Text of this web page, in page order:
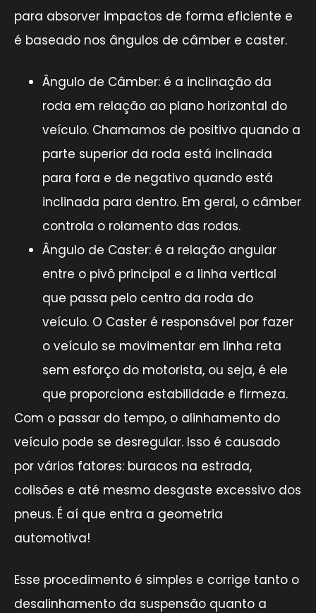
para absorver impactos de forma eficiente e
é baseado nos ângulos de câmber e caster.
Ângulo de Câmber: é a inclinação da
roda em relação ao plano horizontal do
veículo. Chamamos de positivo quando a
parte superior da roda está inclinada
para fora e de negativo quando está
inclinada para dentro. Em geral, o câmber
controla o rolamento das rodas.
Ângulo de Caster: é a relação angular
entre o pivô principal e a linha vertical
que passa pelo centro da roda do
veículo. O Caster é responsável por fazer
o veículo se movimentar em linha reta
sem esforço do motorista, ou seja, é ele
que proporciona estabilidade e firmeza.
Com o passar do tempo, o alinhamento do
veículo pode se desregular. Isso é causado
por vários fatores: buracos na estrada,
colisões e até mesmo desgaste excessivo dos
pneus. É aí que entra a geometria
automotiva!
Esse procedimento é simples e corrige tanto o
desalinhamento da suspensão quanto a